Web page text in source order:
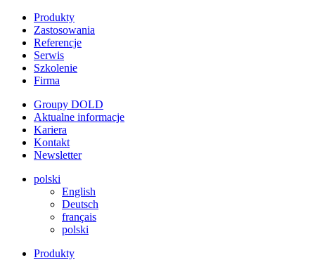
Produkty
Zastosowania
Referencje
Serwis
Szkolenie
Firma
Groupy DOLD
Aktualne informacje
Kariera
Kontakt
Newsletter
polski
English
Deutsch
français
polski
Produkty